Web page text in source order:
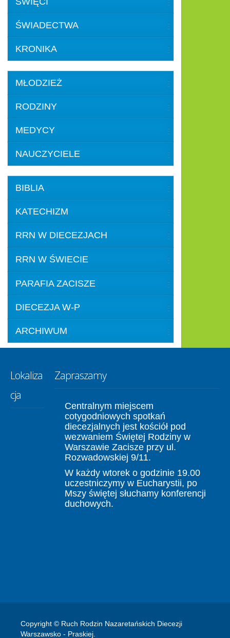
ŚWIADECTWA
KRONIKA
MŁODZIEŻ
RODZINY
MEDYCY
NAUCZYCIELE
BIBLIA
KATECHIZM
RRN W DIECEZJACH
RRN W ŚWIECIE
PARAFIA ZACISZE
DIECEZJA W-P
ARCHIWUM
Lokaliza
cja
Zapraszamy
Centralnym miejscem
cotygodniowych spotkań
diecezjalnych jest kościół pod
wezwaniem Świętej Rodziny w
Warszawie Zacisze przy ul.
Rozwadowskiej 9/11.
W każdy wtorek o godzinie 19.00
uczestniczymy w Eucharystii, po
Mszy świętej słuchamy konferencji
duchowych.
Copyright © Ruch Rodzin Nazaretańskich Diecezji
Warszawsko - Praskiej.